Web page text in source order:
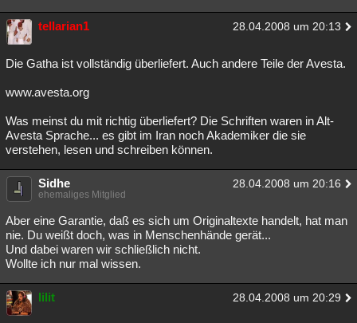
tellarian1 28.04.2008 um 20:13
Die Gatha ist vollständig überliefert. Auch andere Teile der Avesta.
www.avesta.org
Was meinst du mit richtig überliefert? Die Schriften waren in Alt-
Avesta Sprache... es gibt im Iran noch Akademiker die sie
verstehen, lesen und schreiben können.
Sidhe 28.04.2008 um 20:16
ehemaliges Mitglied
Aber eine Garantie, daß es sich um Originaltexte handelt, hat man
nie. Du weißt doch, was in Menschenhände gerät...
Und dabei waren wir schließlich nicht.
Wollte ich nur mal wissen.
lilit 28.04.2008 um 20:29